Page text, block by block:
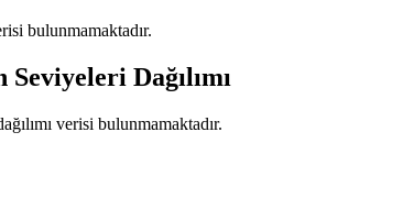
bulunmamaktadır.
Dağılımı
verisi bulunmamaktadır.